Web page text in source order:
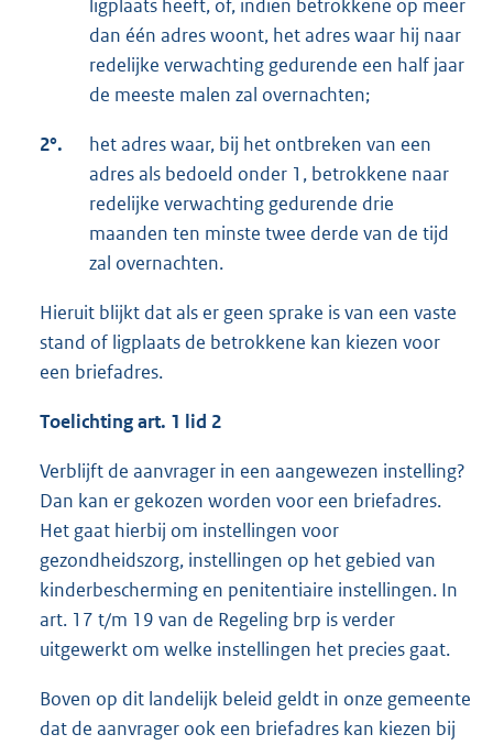
ligplaats heeft, of, indien betrokkene op meer
dan één adres woont, het adres waar hij naar
redelijke verwachting gedurende een half jaar
de meeste malen zal overnachten;
2°.
het adres waar, bij het ontbreken van een
adres als bedoeld onder 1, betrokkene naar
redelijke verwachting gedurende drie
maanden ten minste twee derde van de tijd
zal overnachten.
Hieruit blijkt dat als er geen sprake is van een vaste
stand of ligplaats de betrokkene kan kiezen voor
een briefadres.
Toelichting art. 1 lid 2
Verblijft de aanvrager in een aangewezen instelling?
Dan kan er gekozen worden voor een briefadres.
Het gaat hierbij om instellingen voor
gezondheidszorg, instellingen op het gebied van
kinderbescherming en penitentiaire instellingen. In
art. 17 t/m 19 van de Regeling brp is verder
uitgewerkt om welke instellingen het precies gaat.
Boven op dit landelijk beleid geldt in onze gemeente
dat de aanvrager ook een briefadres kan kiezen bij